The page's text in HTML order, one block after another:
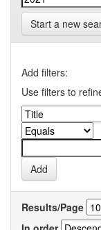
Start a new
Add filters:
Use filters to
Results/Page